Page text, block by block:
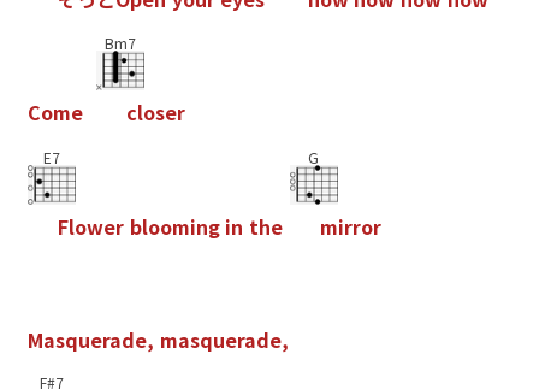
Come
Bm7
closer
E7
Flower blooming in the
G
mirror
Masquerade, masquerade,
F#7